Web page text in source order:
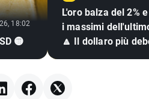
18:02
🟡
L'oro balza del 2%
i massimi
🔼 Il dollaro più